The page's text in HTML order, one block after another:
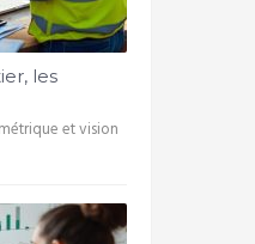
les
et vision